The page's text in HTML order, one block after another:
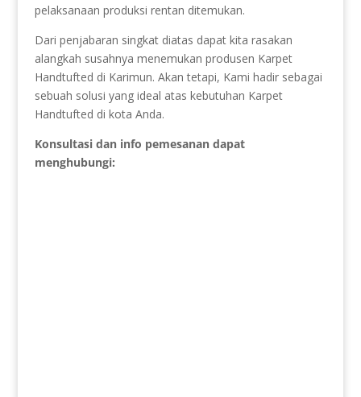
pelaksanaan produksi rentan ditemukan.
Dari penjabaran singkat diatas dapat kita rasakan
alangkah susahnya menemukan produsen Karpet
Handtufted di Karimun. Akan tetapi, Kami hadir sebagai
sebuah solusi yang ideal atas kebutuhan Karpet
Handtufted di kota Anda.
Konsultasi dan info pemesanan dapat
menghubungi: